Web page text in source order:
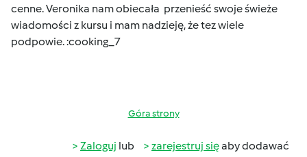
cenne. Veronika nam obiecała przenieść swoje świeże
wiadomości z kursu i mam nadzieję, że tez wiele
podpowie. :cooking_7
Góra strony
Zaloguj lub zarejestruj sięaby dodawać